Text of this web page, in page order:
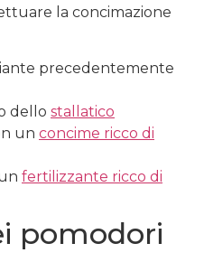
la concimazione
precedentemente
dello stallatico
un concime ricco di
fertilizzante ricco di
pomodori